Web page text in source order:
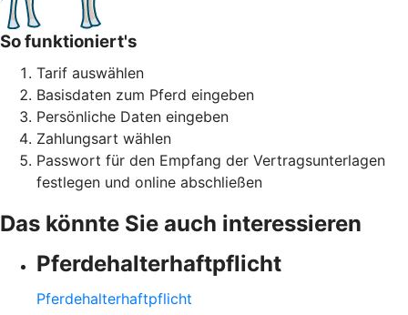
So funktioniert's
Tarif auswählen
Basisdaten zum Pferd eingeben
Persönliche Daten eingeben
Zahlungsart wählen
Passwort für den Empfang der Vertragsunterlagen
festlegen und online abschließen
Das könnte Sie auch interessieren
Pferdehalter­haftpflicht
Pferdehalter­haftpflicht